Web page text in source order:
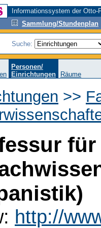
Informationssystem der
Sammlung/Stundenplan
Suche:
Personen/
Einrichtungen
Räume
>>
http://